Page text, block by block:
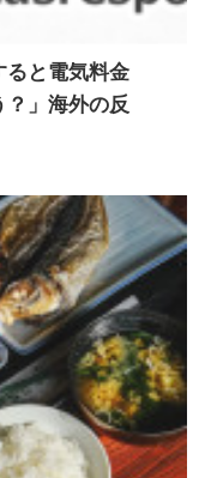
ると電気料金
」海外の反